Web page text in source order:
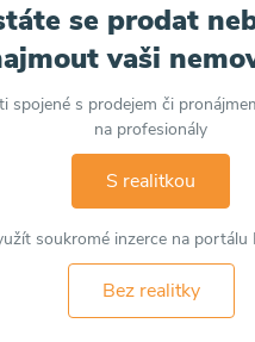
se prodat
vaši
spojené s prodejem či
na profesionály
S realitkou
soukromé inzerce na portálu
Bez realitky